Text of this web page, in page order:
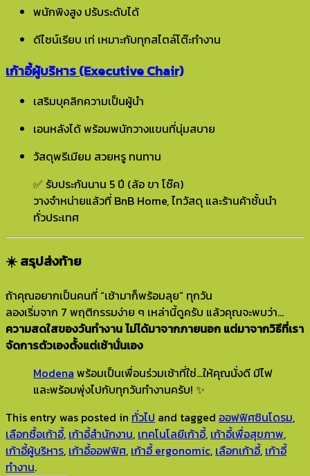
พนักพิงสูง ปรับระดับได้
ดีไซน์เรียบ เท่ เหมาะกับทุกสไตล์โต๊ะทำงาน
เก้าอี้ผู้บริหาร (Executive Chair)
เสริมบุคลิกความเป็นผู้นำ
เอนหลังได้ พร้อมพนักวางแขนที่นุ่มสบาย
วัสดุพรีเมียม สวยหรู ทนทาน
✅ รับประกันนาน 5 ปี (ล้อ ขา โช๊ค)
วางจำหน่ายแล้วที่ BnB Home, ไทวัสดุ และร้านค้าชั้นนำ
ทั่วประเทศ
☀️ สรุปส่งท้าย
ถ้าคุณอยากเป็นคนที่ “เช้ามาก็พร้อมลุย” ทุกวัน
ลองเริ่มจาก 7 พฤติกรรมง่าย ๆ เหล่านี้ดูครับ แล้วคุณจะพบว่า…
ความสดใสของวันทำงาน ไม่ได้มาจากภายนอก แต่มาจากวิธีที่เรา
จัดการตัวเองตั้งแต่เช้านั่นเอง
Modena พร้อมเป็นเพื่อนร่วมเช้าที่ใช่…ให้คุณนั่งดี มีไฟ
และพร้อมพุ่งไปกับทุกวันทำงานครับ! ✨
This entry was posted in ทั่วไป and tagged ออฟฟิศซินโดรม,
เลือกซื้อเก้าอี้, เก้าอี้สำนักงาน, เทคโนโลยีเก้าอี้, เก้าอี้เพื่อสุขภาพ,
เก้าอี้ผู้บริหาร, เก้าอี้ออฟฟิศ, เก้าอี้ ergonomic, เลือกเก้าอี้, เก้าอี้
ทำงาน.